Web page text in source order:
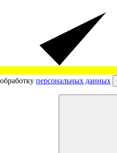
обработку персональных данных